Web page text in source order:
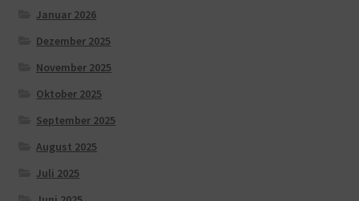
Januar 2026
Dezember 2025
November 2025
Oktober 2025
September 2025
August 2025
Juli 2025